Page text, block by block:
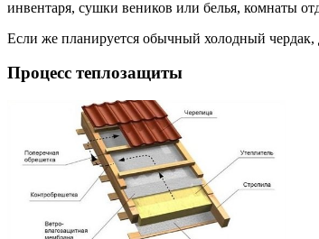
инвентаря, сушки веников или белья, комнаты
Если же планируется обычный холодный чердак,
Процесс теплозащиты